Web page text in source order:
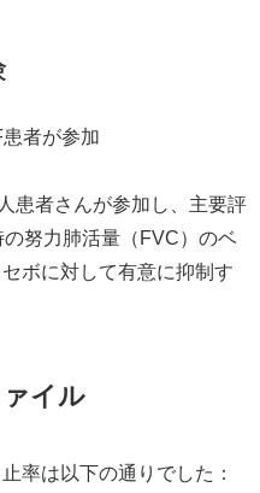
者が参加
患者さんが参加し、主要評
努力肺活量（FVC）のベ
ボに対して有意に抑制す
イル
率は以下の通りでした：